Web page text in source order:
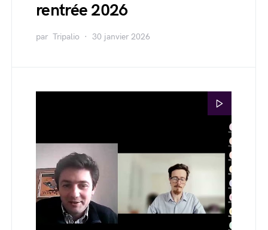
rentrée 2026
par Tripalio 30 janvier 2026